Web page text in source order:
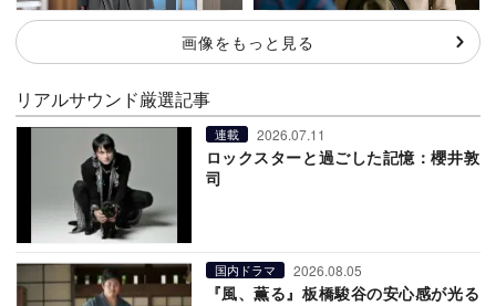
画像をもっと見る
リアルサウンド厳選記事
連載 2026.07.11
ロックスターと過ごした記憶：櫻井敦
司
国内ドラマ 2026.08.05
『風、薫る』板橋駿谷の安心感が光る